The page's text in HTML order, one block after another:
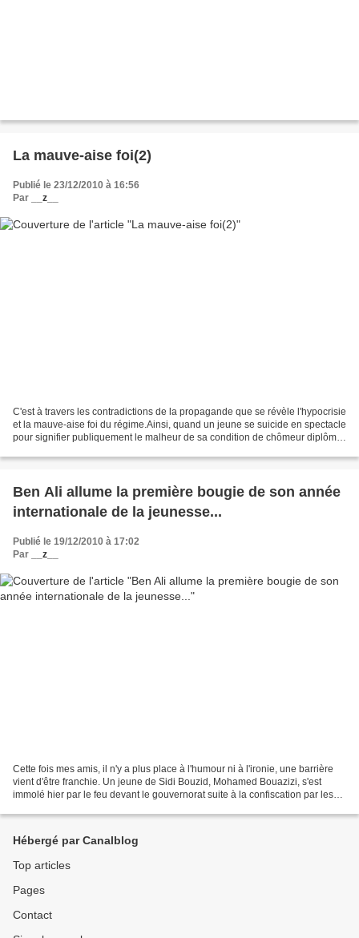
La mauve-aise foi(2)
Publié le 23/12/2010 à 16:56
Par
__z__
C'est à travers les contradictions de la propagande que se révèle l'hypocrisie
et la mauve-aise foi du régime.Ainsi, quand un jeune se suicide en spectacle
pour signifier publiquement le malheur de sa condition de chômeur diplômé,
Ben Ali allume la première bougie de son année
internationale de la jeunesse...
Publié le 19/12/2010 à 17:02
Par
__z__
Cette fois mes amis, il n'y a plus place à l'humour ni à l'ironie, une barrière
vient d'être franchie. Un jeune de Sidi Bouzid, Mohamed Bouazizi, s'est
immolé hier par le feu devant le gouvernorat suite à la confiscation par les
Hébergé par Canalblog
Top articles
Pages
Contact